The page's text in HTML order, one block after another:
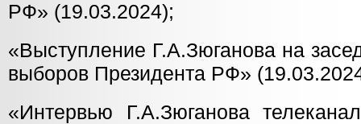
РФ» (19.03.2024);
«Выступление Г.А.Зюганова на
выборов Президента РФ»
«Интервью Г.А.Зюганова